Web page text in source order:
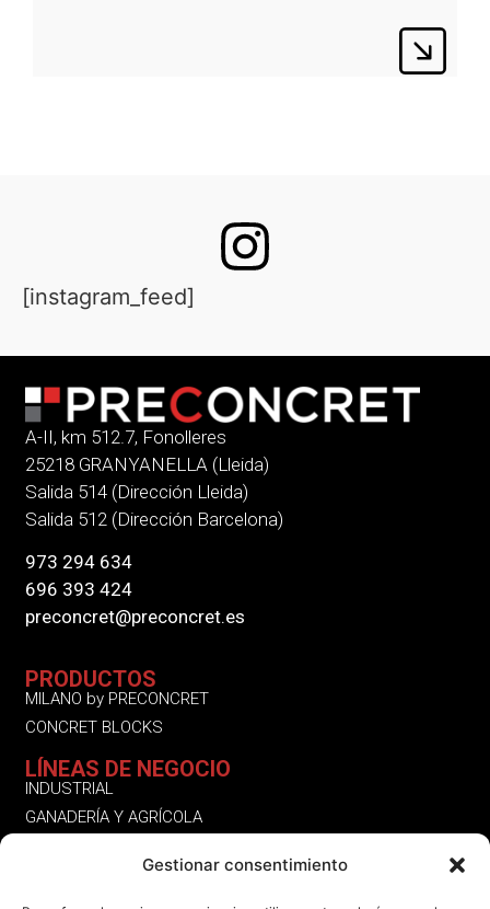
Gestionar consentimiento
[instagram_feed]
A-II, km 512.7, Fonolleres
25218 GRANYANELLA (Lleida)
Salida 514 (Dirección Lleida)
Salida 512 (Dirección Barcelona)
973 294 634
696 393 424
preconcret@preconcret.es
PRODUCTOS
MILANO by PRECONCRET
CONCRET BLOCKS
LÍNEAS DE NEGOCIO
INDUSTRIAL
GANADERÍA Y AGRÍCOLA
OTROS SERVICIOS | PRODUCTOS